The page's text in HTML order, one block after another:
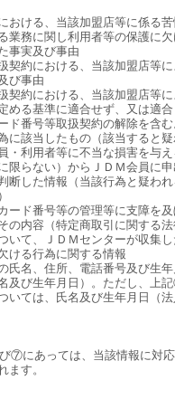
ける、当該加盟店等に係る苦
務に関し利用者等の保護に
事実及び事由
約における、当該加盟店等
び事由
約における、当該加盟店等
める基準に適合せず、又は適
ド番号等取扱契約の解除を含
該当したもの（該当すると疑
・利用者等に不当な損害を与
らない）からＪＤＭ会員に
断した情報（当該行為と疑わ
ド番号等の管理等に支障を及
内容（特定商取引に関する法
いて、ＪＤＭセンターが収集
る行為に関する情報
名、住所、電話番号及び生年
及び生年月日）。ただし、上
いては、氏名及び生年月日（
⑦にあっては、当該情報に対
ます。